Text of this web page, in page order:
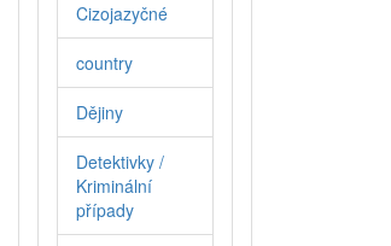
Cizojazyčné
country
Dějiny
Detektivky /
Kriminální
případy